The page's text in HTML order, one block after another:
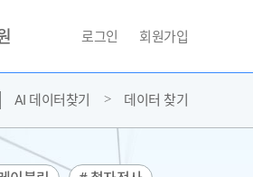
로그인 회원가입
AI 데이터찾기 데이터 찾기